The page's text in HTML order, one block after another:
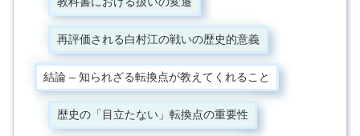
再評価される白村江の戦いの歴史的意義
結論 – 知られざる転換点が教えてくれること
歴史の「目立たない」転換点の重要性